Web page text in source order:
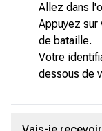
Allez dans
Appuyez sur
de bataille.
Votre
dessous de